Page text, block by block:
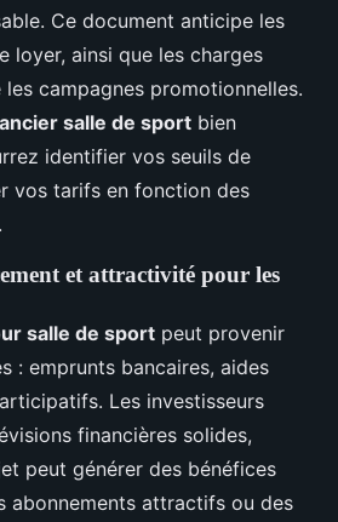
Ce document anticipe les
loyer, ainsi que les charges
campagnes promotionnelles.
salle de sport bien
identifier vos seuils de
vos tarifs en fonction des
et attractivité pour les
salle de sport peut provenir
: emprunts bancaires, aides
Les investisseurs
financières solides,
peut générer des bénéfices
abonnements attractifs ou des